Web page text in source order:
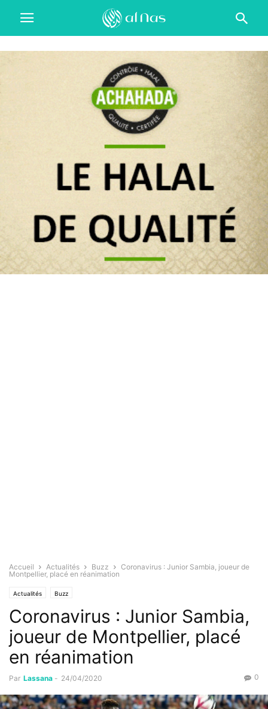
Accueil Actualités Buzz
Coronavirus : Junior Sambia, joueur de
Montpellier, placé en réanimation
Actualités Buzz
Coronavirus : Junior Sambia,
joueur de Montpellier, placé
en réanimation
Par Lassana - 24/04/2020 0